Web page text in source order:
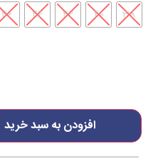
38
40
42
44
46
افزودن به سبد خرید